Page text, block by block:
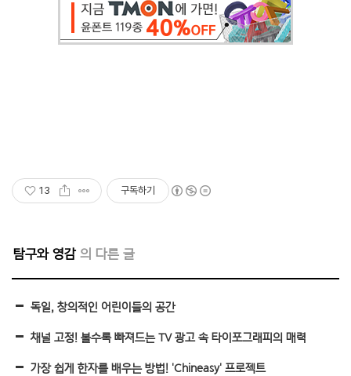
13 구독하기
탐구와 영감
독일, 창의적인 어린이들의 공간
채널 고정! 볼수록 빠져드는 TV 광고 속 타이포그래피의 매력
가장 쉽게 한자를 배우는 방법! 'Chineasy' 프로젝트